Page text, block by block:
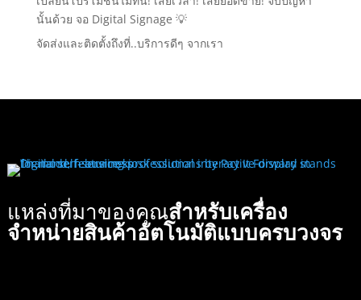
นั้นด้วย จอ Digital Signage 💡
จัดส่งและติดตั้งถึงที่..บริการดีๆ จากเรา
แหล่งที่มาของคุณสำหรับเครื่อง
จำหน่ายสินค้าอัตโนมัติแบบครบวงจร